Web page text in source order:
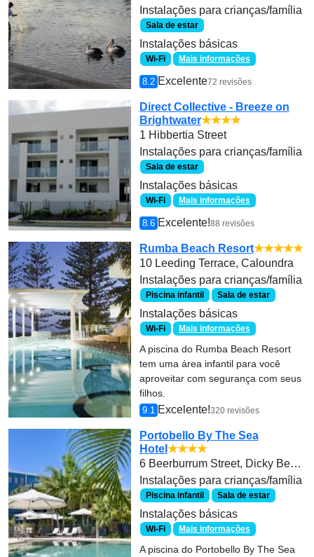
Instalações para crianças/família
Sala de estar
Instalações básicas
Wi-Fi Mais informações
8.2 Excelente72 revisões
Direct Collective - Breeze on
Brightwater★★★★
1 Hibbertia Street
Instalações para crianças/família
Sala de estar
Instalações básicas
Wi-Fi Mais informações
8.6 Excelente!88 revisões
Rumba Beach Resort★★★★★
10 Leeding Terrace, Caloundra
Instalações para crianças/família
Piscina infantil Sala de estar
Instalações básicas
Wi-Fi Mais informações
A piscina do Rumba Beach Resort
tem uma área infantil para você
aproveitar com segurança com seus
filhos.
9.1 Excelente!320 revisões
Portobello By The Sea
Hotel ★★★★
6 Beerburrum Street, Dicky Beach
Instalações para crianças/família
Piscina infantil Sala de estar
Instalações básicas
Wi-Fi Mais informações
A piscina do Portobello By The Sea